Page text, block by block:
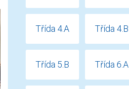
Třída 4.A Třída 4.B
Třída 5.B Třída 6.A